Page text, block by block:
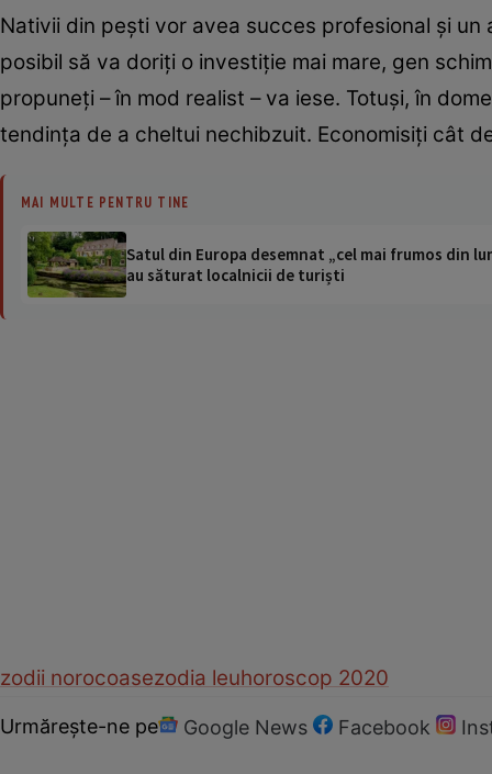
Nativii din peşti vor avea succes profesional şi
posibil să va doriţi o investiţie mai mare, gen
propuneţi – în mod realist – va iese. Totuşi, în
tendinţa de a cheltui nechibzuit. Economisiţi cât
MAI MULTE PENTRU TINE
Satul din Europa desemnat „cel mai frumos din
au săturat localnicii de turiști
zodii norocoasezodia leuhoroscop 2020
Urmărește-ne pe Google News Facebook